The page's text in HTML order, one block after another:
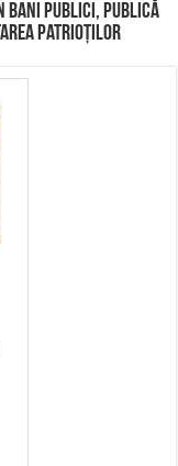
publici, publică
patrioților